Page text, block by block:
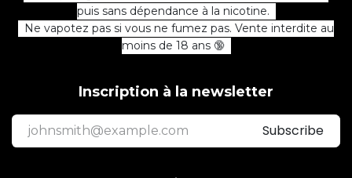
puis sans dépendance à la nicotine.
Ne vapotez pas si vous ne fumez pas. Vente interdite au
moins de 18 ans 🔞
Inscription à la newsletter
Subscribe